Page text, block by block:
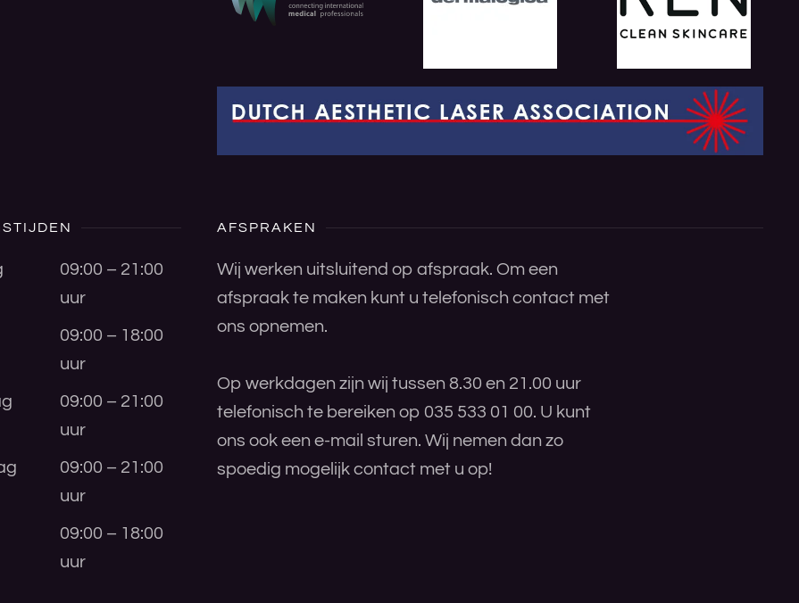
09:00 – 21:00
uur
09:00 – 18:00
uur
09:00 – 21:00
uur
09:00 – 21:00
uur
09:00 – 18:00
uur
AFSPRAKEN
Wij werken uitsluitend op afspraak. Om een
afspraak te maken kunt u telefonisch contact met
ons opnemen.
Op werkdagen zijn wij tussen 8.30 en 21.00 uur
telefonisch te bereiken op 035 533 01 00. U kunt
ons ook een e-mail sturen. Wij nemen dan zo
spoedig mogelijk contact met u op!